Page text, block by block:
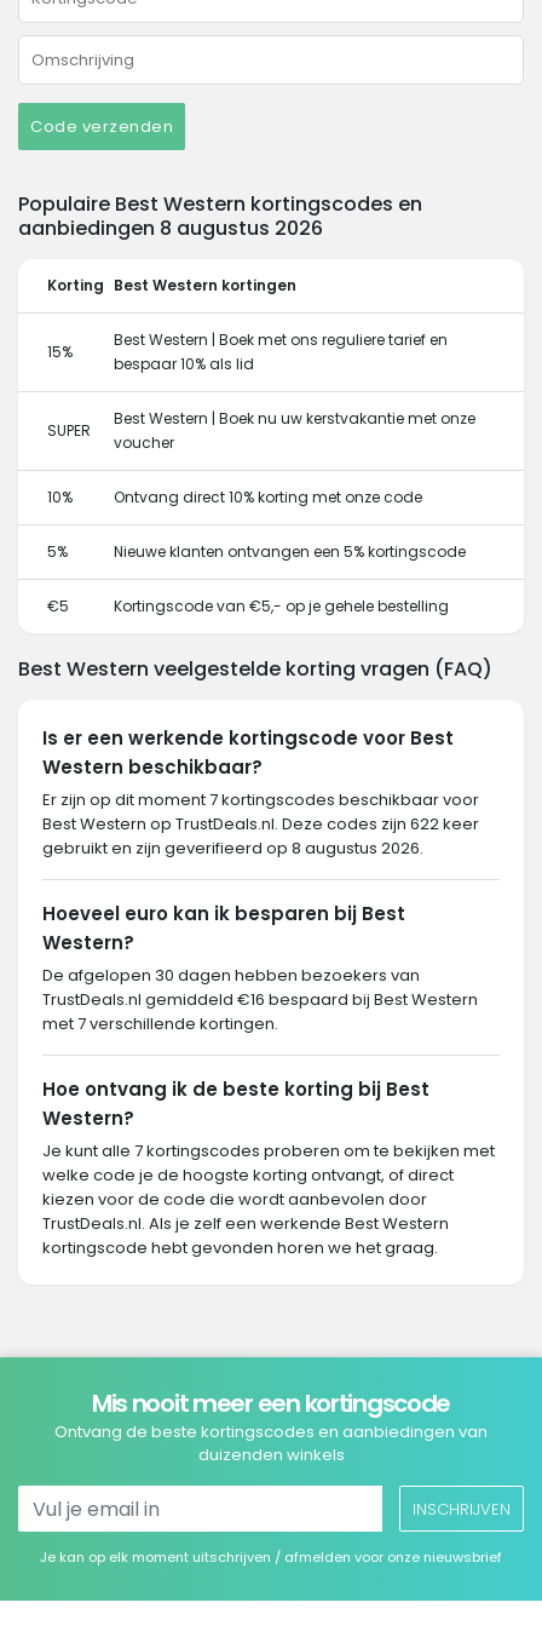
Code verzenden
Populaire Best Western kortingscodes en
aanbiedingen 8 augustus 2026
Korting Best Western kortingen
15%
Best Western | Boek met ons reguliere tarief en
bespaar 10% als lid
SUPER
Best Western | Boek nu uw kerstvakantie met onze
voucher
10% Ontvang direct 10% korting met onze code
5% Nieuwe klanten ontvangen een 5% kortingscode
€5 Kortingscode van €5,- op je gehele bestelling
Best Western veelgestelde korting vragen (FAQ)
Is er een werkende kortingscode voor Best
Western beschikbaar?
Er zijn op dit moment 7 kortingscodes beschikbaar voor
Best Western op TrustDeals.nl. Deze codes zijn 622 keer
gebruikt en zijn geverifieerd op 8 augustus 2026.
Hoeveel euro kan ik besparen bij Best
Western?
De afgelopen 30 dagen hebben bezoekers van
TrustDeals.nl gemiddeld €16 bespaard bij Best Western
met 7 verschillende kortingen.
Hoe ontvang ik de beste korting bij Best
Western?
Je kunt alle 7 kortingscodes proberen om te bekijken met
welke code je de hoogste korting ontvangt, of direct
kiezen voor de code die wordt aanbevolen door
TrustDeals.nl. Als je zelf een werkende Best Western
kortingscode hebt gevonden horen we het graag.
Mis nooit meer een kortingscode
Ontvang de beste kortingscodes en aanbiedingen van
duizenden winkels
INSCHRIJVEN
Je kan op elk moment uitschrijven / afmelden voor onze nieuwsbrief